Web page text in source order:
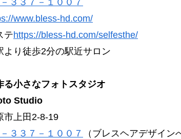
www.bless-hd.com/
テhttps://bless-hd.com/selfesthe/
より徒歩2分の駅近サロン
る小さなフォトスタジオ
Studio
市上田2-8-19
３３７－１００７ （ブレスヘアデザイン